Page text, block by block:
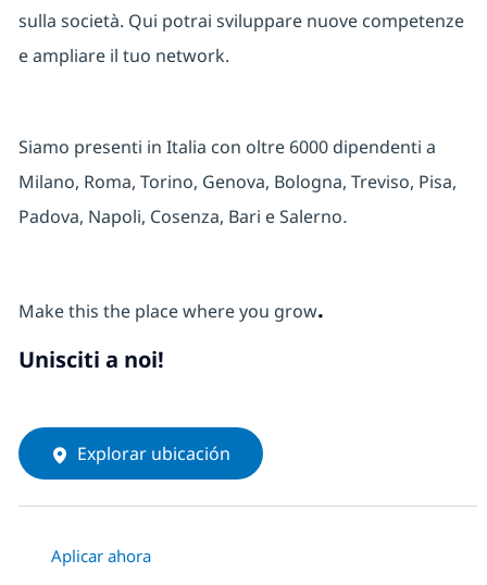
sulla società. Qui potrai sviluppare nuove competenze
e ampliare il tuo network.
Siamo presenti in Italia con oltre 6000 dipendenti a
Milano, Roma, Torino, Genova, Bologna, Treviso, Pisa,
Padova, Napoli, Cosenza, Bari e Salerno.
Make this the place where you grow.
Unisciti a noi!
Explorar ubicación
Aplicar ahora